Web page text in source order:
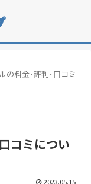
の料金･評判･口コミ
コミについ
2023.05.15